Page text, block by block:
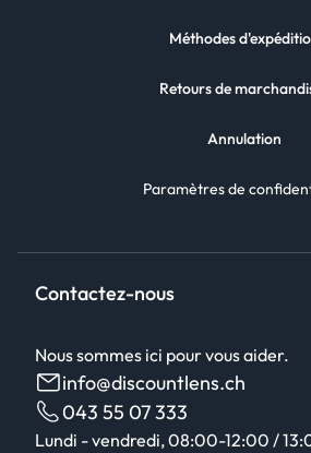
Méthodes
Retours de
Annulation
Paramètres de
Contactez-nous
Nous sommes ici pour vous aider.
info@discountlens.ch
043 55 07 333
Lundi - vendredi, 08:00-12:00 /